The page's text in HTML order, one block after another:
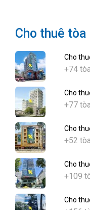
Cho thuê tòa
Cho
+74
Cho
+77
Cho
+52
Cho
+109
Cho